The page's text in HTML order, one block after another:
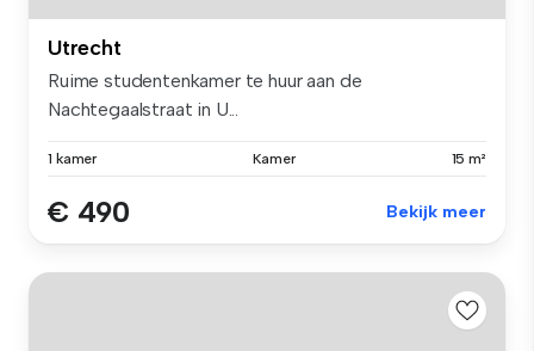
Utrecht
Ruime studentenkamer te huur aan de
Nachtegaalstraat in U...
1 kamer Kamer 15 m²
€ 490 Bekijk meer